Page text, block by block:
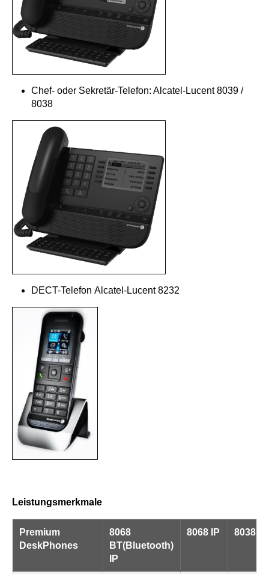
Chef- oder Sekretär-Telefon: Alcatel-Lucent 8039 /
8038
DECT-Telefon Alcatel-Lucent 8232
Leistungsmerkmale
Premium
DeskPhones
8068
BT(Bluetooth)
IP
8068 IP 8038 IP